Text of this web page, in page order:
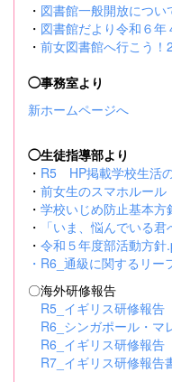
・ 図書館一般開放につい
・ 図書館だより令和６年
・ 前女図書館へ行こう
◯事務室より
新ホームページへ
◯生徒指導部より
・ R5 HP掲載学校生活
・ 前女生のスマホルール
・ 学校いじめ防止基本方
・
「いま、悩んでいる
・ 令和５年度部活動方針
・ R6_通級に関するリー
〇海外研修報告
R5_イギリス研修報告
R6_シンガポール・マ
R6_イギリス研修報告
R7_イギリス研修報告